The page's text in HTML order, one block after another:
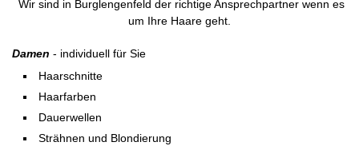
Wir sind in Burglengenfeld der richtige Ansprechpartner wenn es
um Ihre Haare geht.
Damen - individuell für Sie
Haarschnitte
Haarfarben
Dauerwellen
Strähnen und Blondierung